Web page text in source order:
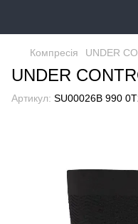
Компресія UNDER
UNDER
Артикул: SU00026B 990